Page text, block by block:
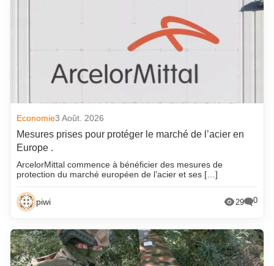
Economie3 Août. 2026
Mesures prises pour protéger le marché de l’acier en
Europe .
ArcelorMittal commence à bénéficier des mesures de
protection du marché européen de l’acier et ses […]
piwi 29 0